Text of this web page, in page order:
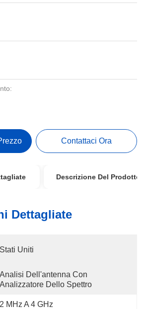
Contattaci Ora
Descrizione Del Prodotto
Dettagliate
Stati Uniti
Analisi Dell'antenna Con
Analizzatore Dello Spettro
2 MHz A 4 GHz